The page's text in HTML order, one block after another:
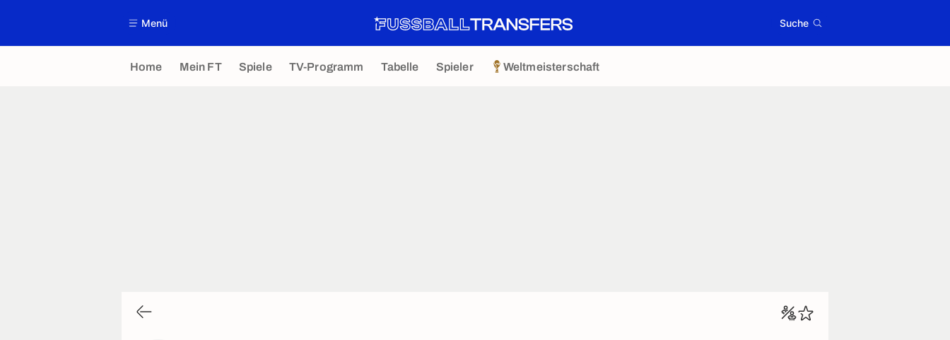
Menü Suche
Home Mein FT Spiele TV-Programm Tabelle Spieler Weltmeisterschaft